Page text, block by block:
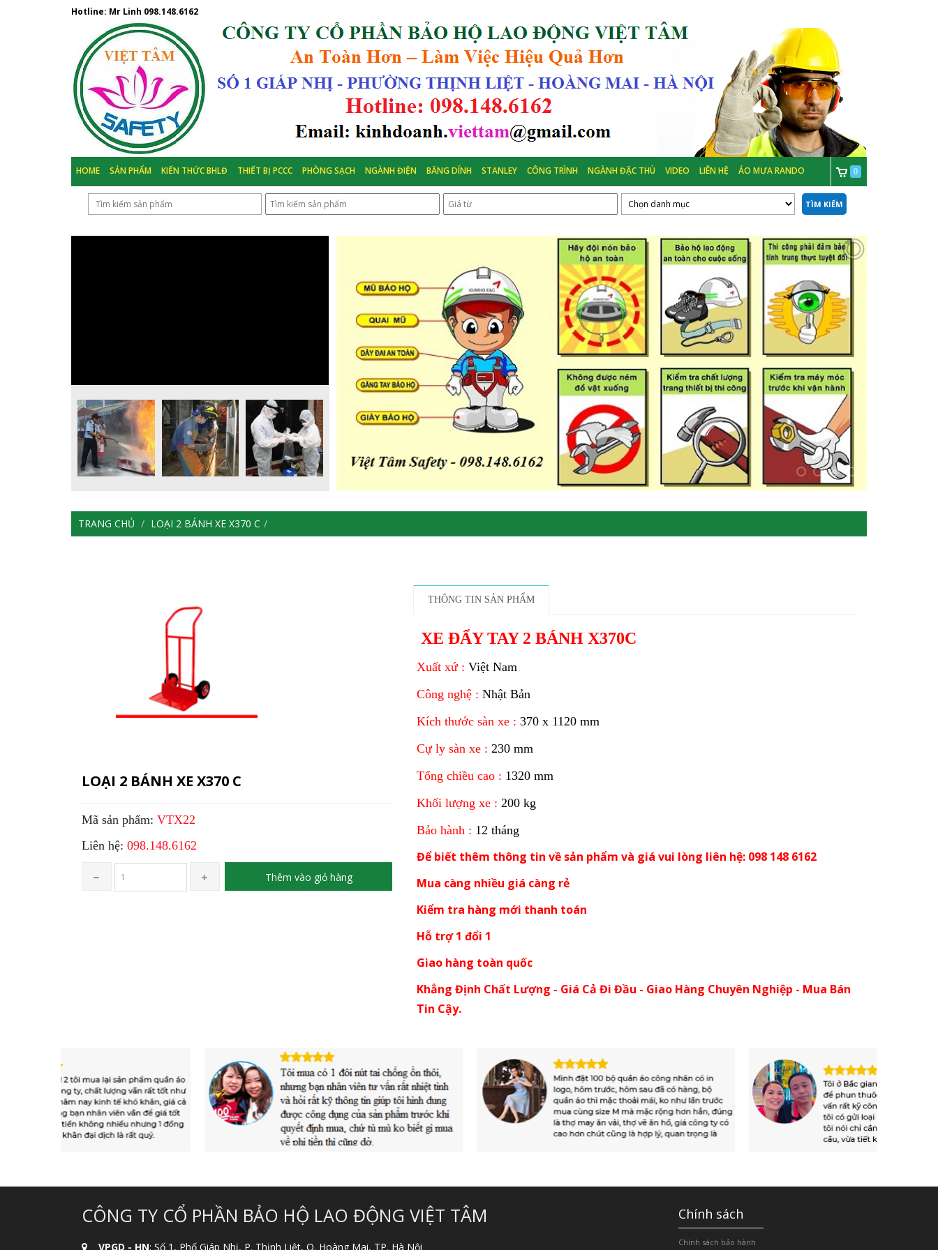
Hotline: Mr Linh 098.148.6162
HOME SẢN PHẨM KIẾN THỨC BHLĐ THIẾT BỊ PCCC PHÒNG SẠCH NGÀNH ĐIỆN BĂNG DÍNH STANLEY CÔNG TRÌNH NGÀNH ĐẶC THÙ VIDEO LIÊN HỆ ÁO MƯA RANDO 0
TÌM KIẾM
TRANG CHỦ LOẠI 2 BÁNH XE X370 C
LOẠI 2 BÁNH XE X370 C
Mã sản phẩm: VTX22
Liên hệ: 098.148.6162
Thêm vào giỏ hàng
THÔNG TIN SẢN PHẨM
XE ĐẨY TAY 2 BÁNH X370C
Xuất xứ : Việt Nam
Công nghệ : Nhật Bản
Kích thước sàn xe : 370 x 1120 mm
Cự ly sàn xe : 230 mm
Tổng chiều cao : 1320 mm
Khối lượng xe : 200 kg
Bảo hành : 12 tháng
Để biết thêm thông tin về sản phẩm và giá vui lòng liên hệ: 098 148 6162
Mua càng nhiều giá càng rẻ
Kiểm tra hàng mới thanh toán
Hỗ trợ 1 đổi 1
Giao hàng toàn quốc
Khẳng Định Chất Lượng - Giá Cả Đi Đầu - Giao Hàng Chuyên Nghiệp - Mua Bán
Tin Cậy.
CÔNG TY CỔ PHẦN BẢO HỘ LAO ĐỘNG VIỆT TÂM
VPGD - HN: Số 1, Phố Giáp Nhị, P. Thịnh Liệt, Q. Hoàng Mai, TP. Hà Nội
Chính sách
Chính sách bảo hành